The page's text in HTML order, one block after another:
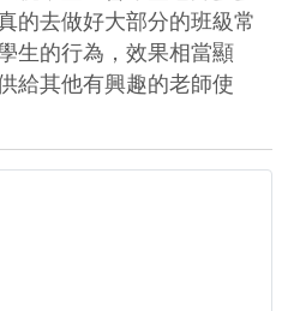
的去做好大部分的班級常
生的行為，效果相當顯
給其他有興趣的老師使